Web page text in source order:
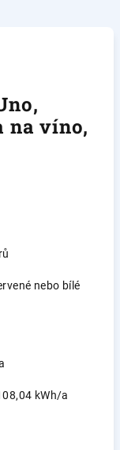
na víno,
nebo bílé
kWh/a